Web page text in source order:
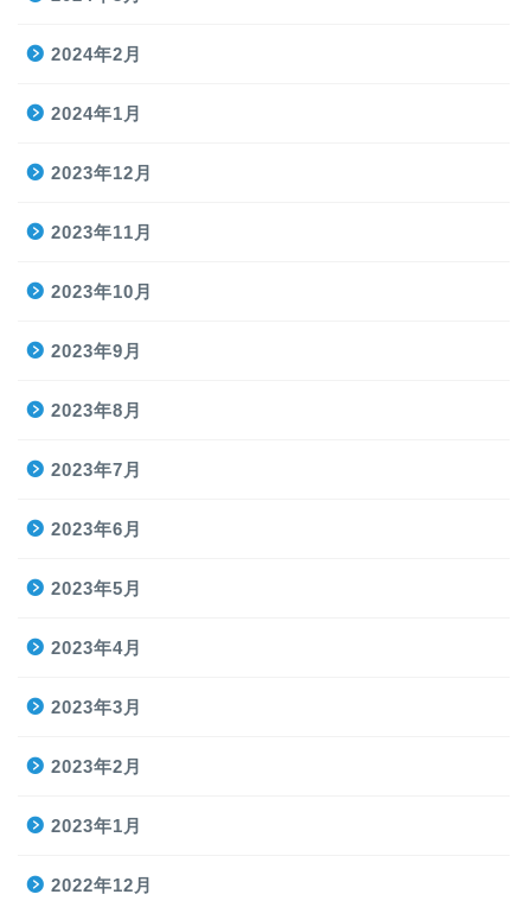
2024年2月
2024年1月
2023年12月
2023年11月
2023年10月
2023年9月
2023年8月
2023年7月
2023年6月
2023年5月
2023年4月
2023年3月
2023年2月
2023年1月
2022年12月